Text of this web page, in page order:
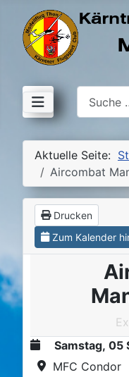
Aktuelle Seite:
Aircombat
Drucken
Zum Kalender
Samstag, 05
MFC Condor